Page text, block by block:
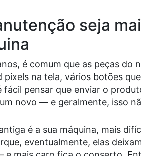
seja
é comum que as peças
pixels na tela, vários botões
fácil pensar que enviar o
novo –– e geralmente, isso
é a sua máquina, mais
eventualmente, elas